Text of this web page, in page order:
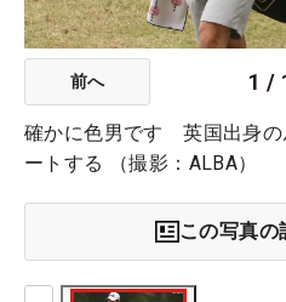
前へ 1 /
確かに色男です 英国出身の
ートする （撮影：ALBA）
この写真の